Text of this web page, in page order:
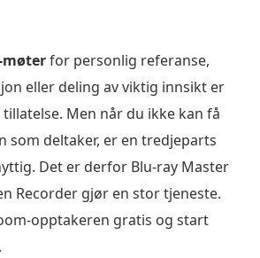
møterfor personlig referanse,
eller deling av viktig innsikt er
Men når du ikke kan få
som deltaker, er en tredjeparts
Det er derfor Blu-ray Master
Recorder gjør en stor tjeneste.
opptakeren gratis og start